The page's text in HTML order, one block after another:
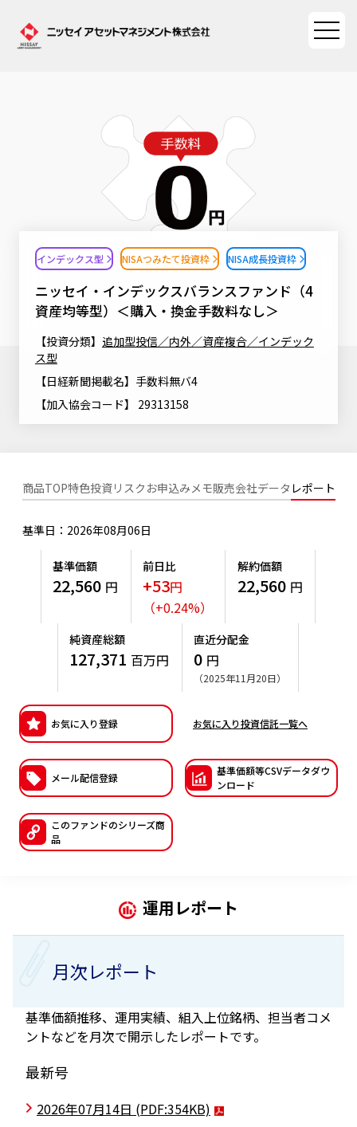
ファンド情報
基準価額一覧
ファンド比較
決算カレンダー
海外休日カレンダー
投資信託新商品のご案内
投資信託償還商品のご案内
有価証券届出書の効力の発生の有無について
リーズ
確定拠出年金について
確定拠出年金制度について
確定拠出年金での商品の選び方について
マーケット情報
マーケット情報TOP
マーケット指数
大関 洋の「十字路」
コラム
ファンドレポート
資産形成ポータル
資産形成ポータルTOP
資産形成サービス
Nダイレクト
Goal Navi
資産形成サポート
お問い合わせ
よくあるご質問
投資の教室
サステナビリティ
サステナビリティTOP
サステナビリティ経営
SDGsとは？
サステナビリティ経営基本方針
サステナビリティ推進体制
ニッセイアセットの重要課題
サステナビリティへの取り組み
サステナブル投資
議決権行使について
サステナビリティレポート等
ニッセイアセットについて
ニッセイアセットについてTOP
会社情報
公式キャラクターのご紹介
最新情報
検索したいキーワードを入力してください。
資産形成はじめるなら
ニッセイ・インデックスバランスファンド（4
資産均等型）＜購入・換金手数料なし＞
インデックス型 NISAつみたて投資枠 NISA成長投資枠
【投資分類】 追加型投信／内外／資産複合／インデック
ス型
【日経新聞掲載名】手数料無バ4
【加入協会コード】 29313158
商品TOP特色投資リスク お申込みメモ販売会社データ レポート
基準日：2026年08月06日
基準価額
22,560 円
前日比
+53円
（+0.24%）
解約価額
22,560 円
純資産総額
127,371 百万円
直近分配金
0 円
（2025年11月20日）
お気に入り登録 お気に入り投資信託一覧へ
メール配信登録
基準価額等CSVデータダウ
ンロード
このファンドのシリーズ商
品
運用レポート
月次レポート
基準価額推移、運用実績、組入上位銘柄、担当者コメ
ントなどを月次で開示したレポートです。
最新号
2026年07月14日 (PDF:354KB)